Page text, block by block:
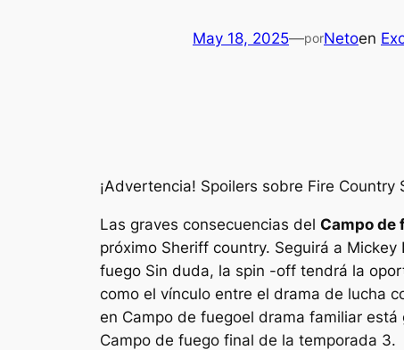
May 18, 2025—porNetoen
¡Advertencia! Spoilers sobre Fire
Las graves consecuencias del Campo de
próximo Sheriff country. Seguirá a
fuego Sin duda, la spin -off tendrá la
como el vínculo entre el drama de lucha
en Campo de fuegoel drama familiar está
Campo de fuego final de la temporada 3.